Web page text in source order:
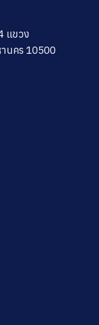
แขวง
นคร 10500